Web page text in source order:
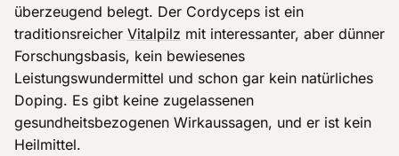
überzeugend belegt. Der Cordyceps ist ein
traditionsreicher Vitalpilz mit interessanter, aber dünner
Forschungsbasis, kein bewiesenes
Leistungswundermittel und schon gar kein natürliches
Doping. Es gibt keine zugelassenen
gesundheitsbezogenen Wirkaussagen, und er ist kein
Heilmittel.